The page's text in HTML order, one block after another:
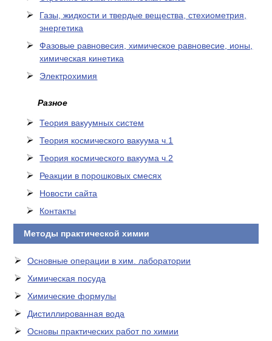
Газы, жидкости и твердые вещества, стехиометрия,
энергетика
Фазовые равновесия, химическое равновесие, ионы,
химическая кинетика
Электрохимия
Разное
Теория вакуумных систем
Теория космического вакуума ч.1
Теория космического вакуума ч.2
Реакции в порошковых смесях
Новости сайта
Контакты
Методы практической химии
Основные операции в хим. лаборатории
Химическая посуда
Химические формулы
Дистиллированная вода
Основы практических работ по химии